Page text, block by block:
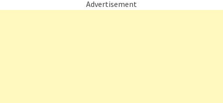
Advertisement